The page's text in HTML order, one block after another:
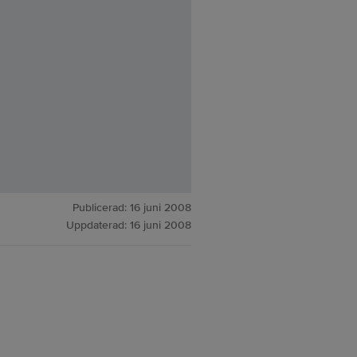
Publicerad: 16 juni 2008
Uppdaterad: 16 juni 2008